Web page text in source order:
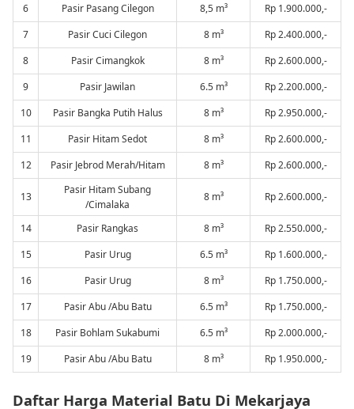
6
Pasir Pasang Cilegon 8,5 m³
Rp 1.900.000,-
7
Pasir Cuci Cilegon 8 m³
Rp 2.400.000,-
8
Pasir Cimangkok 8 m³
Rp 2.600.000,-
9
Pasir Jawilan 6.5 m³
Rp 2.200.000,-
10
Pasir Bangka Putih Halus 8 m³
Rp 2.950.000,-
11
Pasir Hitam Sedot 8 m³
Rp 2.600.000,-
12
Pasir Jebrod Merah/Hitam 8 m³ Rp 2.600.000,-
13
Pasir Hitam Subang
/Cimalaka
8 m³ Rp 2.600.000,-
14 Pasir Rangkas 8 m³
Rp 2.550.000,-
15
Pasir Urug 6.5 m³
Rp 1.600.000,-
16
Pasir Urug 8 m³
Rp 1.750.000,-
17
Pasir Abu /Abu Batu 6.5 m³
Rp 1.750.000,-
18
Pasir Bohlam Sukabumi 6.5 m³
Rp 2.000.000,-
19
Pasir Abu /Abu Batu 8 m³ Rp 1.950.000,-
Daftar Harga Material Batu Di Mekarjaya